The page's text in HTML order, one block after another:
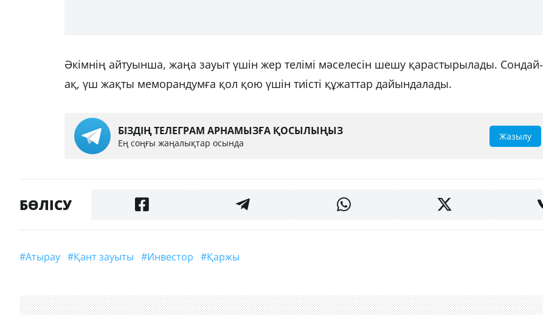
Әкімнің айтуынша, жаңа зауыт үшін жер телімі мәселесін шешу қарастырылады. Сондай-
ақ, үш жақты меморандумға қол қою үшін тиісті құжаттар дайындалады.
БІЗДІҢ ТЕЛЕГРАМ АРНАМЫЗҒА ҚОСЫЛЫҢЫЗ
Ең соңғы жаңалықтар осында
Жазылу
БӨЛІСУ
#Атырау #қант зауыты #инвестор #Қаржы